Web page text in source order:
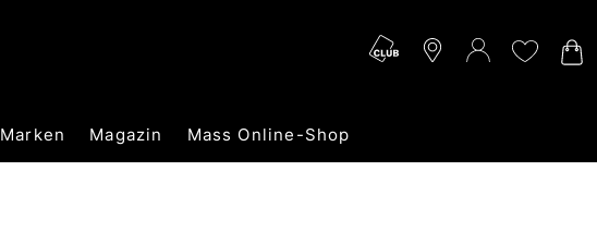
Marken Magazin Mass Online-Shop